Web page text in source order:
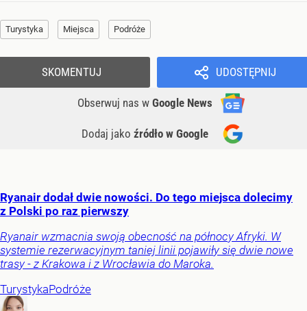
Turystyka Miejsca Podróże
UDOSTĘPNIJ
Obserwuj nas w Google News
Dodaj jako źródło w Google
SKOMENTUJ
Ryanair dodał dwie nowości. Do tego miejsca dolecimy
z Polski po raz pierwszy
Ryanair wzmacnia swoją obecność na północy Afryki. W
systemie rezerwacyjnym taniej linii pojawiły się dwie nowe
trasy - z Krakowa i z Wrocławia do Maroka.
TurystykaPodróże